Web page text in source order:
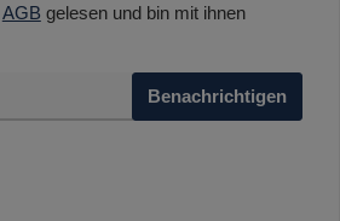
AGB gelesen und bin mit ihnen
Benachrichtigen